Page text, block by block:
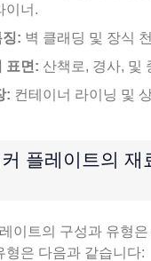
이너.
징: 벽 클래딩 및 장식
표면: 산책로, 경사, 및
: 컨테이너 라이닝 및
플레이트의 재
이트의 구성과 유형
형은 다음과 같습니다: